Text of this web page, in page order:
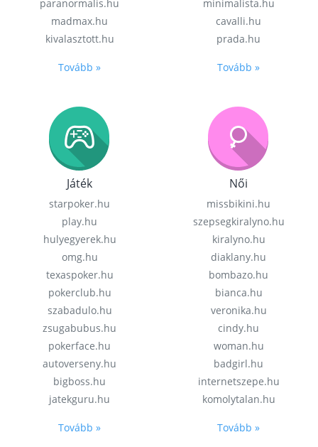
paranormalis.hu
madmax.hu
kivalasztott.hu
Tovább »
minimalista.hu
cavalli.hu
prada.hu
Tovább »
Játék
starpoker.hu
play.hu
hulyegyerek.hu
omg.hu
texaspoker.hu
pokerclub.hu
szabadulo.hu
zsugabubus.hu
pokerface.hu
autoverseny.hu
bigboss.hu
jatekguru.hu
Tovább »
Női
missbikini.hu
szepsegkiralyno.hu
kiralyno.hu
diaklany.hu
bombazo.hu
bianca.hu
veronika.hu
cindy.hu
woman.hu
badgirl.hu
internetszepe.hu
komolytalan.hu
Tovább »